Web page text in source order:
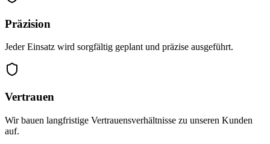
Präzision
Jeder Einsatz wird sorgfältig geplant und präzise ausgeführt.
Vertrauen
Wir bauen langfristige Vertrauensverhältnisse zu unseren Kunden
auf.